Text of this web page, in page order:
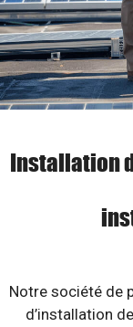
Installation
Notre société de
d’installation